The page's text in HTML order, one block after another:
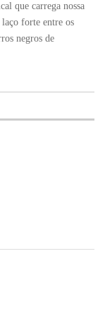
que carrega nossa
forte entre os
negros de